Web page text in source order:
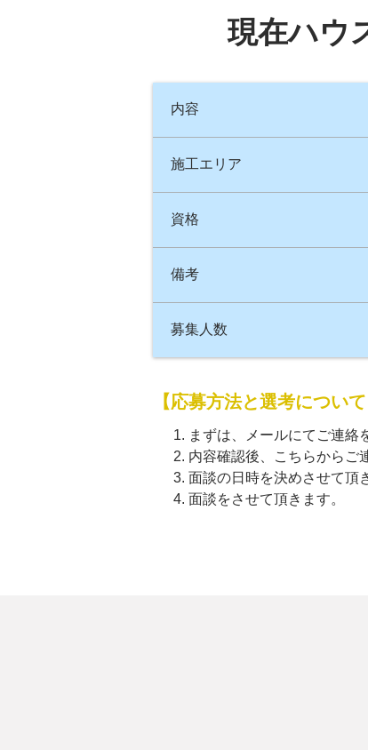
現在ハウ
内容
施工エリア
資格
備考
募集人数
【応募方法と選考について
まずは、メールにてご連
内容確認後、こちらからご
面談の日時を決めさせて頂
面談をさせて頂きます。